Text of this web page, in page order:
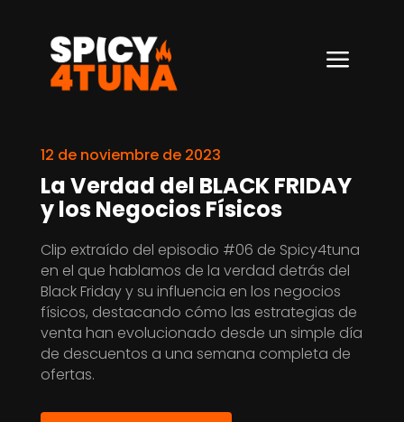
a
12 de noviembre de 2023
La Verdad del BLACK FRIDAY
y los Negocios Físicos
Clip extraído del episodio #06 de Spicy4tuna
en el que hablamos de la verdad detrás del
Black Friday y su influencia en los negocios
físicos, destacando cómo las estrategias de
venta han evolucionado desde un simple día
de descuentos a una semana completa de
ofertas.